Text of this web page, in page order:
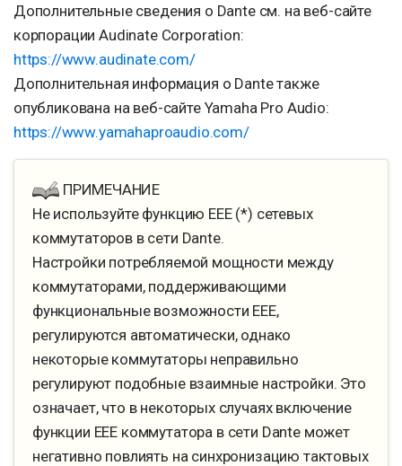
Дополнительные сведения о Dante см. на веб-сайте
корпорации Audinate Corporation:
https://www.audinate.com/
Дополнительная информация о Dante также
опубликована на веб-сайте Yamaha Pro Audio:
https://www.yamahaproaudio.com/
ПРИМЕЧАНИЕ
Не используйте функцию EEE (*) сетевых
коммутаторов в сети Dante.
Настройки потребляемой мощности между
коммутаторами, поддерживающими
функциональные возможности EEE,
регулируются автоматически, однако
некоторые коммутаторы неправильно
регулируют подобные взаимные настройки. Это
означает, что в некоторых случаях включение
функции EEE коммутатора в сети Dante может
негативно повлиять на синхронизацию тактовых